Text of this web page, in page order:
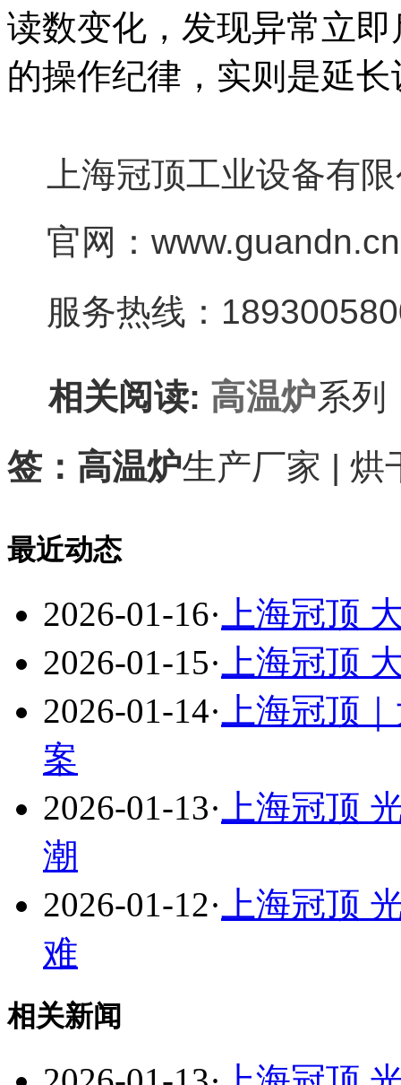
读数变化，发现异常立
的操作纪律，实则是延
上海冠顶工业设备有
官网：www.guandn.cn
服务热线：
相关阅读: 高温炉
签：高温炉生产厂家 | 烘
最近动态
2026-01-16· 上海冠顶
2026-01-15· 上海冠顶
2026-01-14· 上海冠顶
案
2026-01-13· 上海冠顶
潮
2026-01-12· 上海冠顶
难
相关新闻